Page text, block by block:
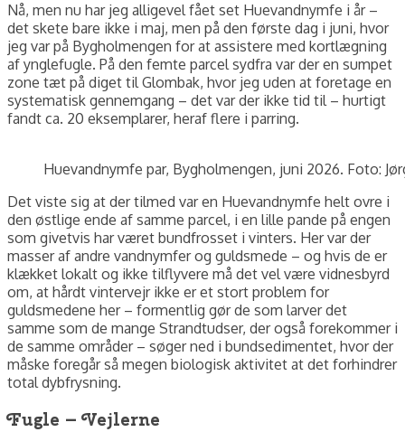
Nå, men nu har jeg alligevel fået set Huevandnymfe i år –
det skete bare ikke i maj, men på den første dag i juni, hvor
jeg var på Bygholmengen for at assistere med kortlægning
af ynglefugle. På den femte parcel sydfra var der en sumpet
zone tæt på diget til Glombak, hvor jeg uden at foretage en
systematisk gennemgang – det var der ikke tid til – hurtigt
fandt ca. 20 eksemplarer, heraf flere i parring.
Huevandnymfe par, Bygholmengen, juni 2026. Foto:
Det viste sig at der tilmed var en Huevandnymfe helt ovre i
den østlige ende af samme parcel, i en lille pande på engen
som givetvis har været bundfrosset i vinters. Her var der
masser af andre vandnymfer og guldsmede – og hvis de er
klækket lokalt og ikke tilflyvere må det vel være vidnesbyrd
om, at hårdt vintervejr ikke er et stort problem for
guldsmedene her – formentlig gør de som larver det
samme som de mange Strandtudser, der også forekommer i
de samme områder – søger ned i bundsedimentet, hvor der
måske foregår så megen biologisk aktivitet at det forhindrer
total dybfrysning.
Fugle – Vejlerne